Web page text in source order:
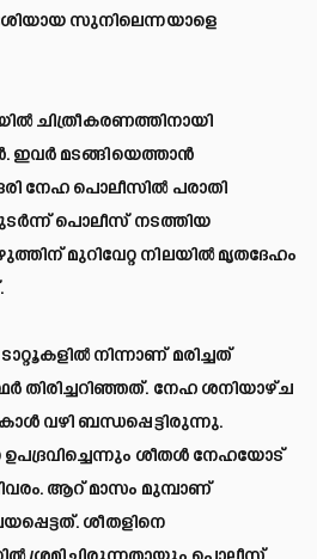
സുനിലെന്നയാളെ
ചിത്രീകരണത്തിനായി
മടങ്ങിയെത്താൻ
നേഹ പൊലീസിൽ പരാതി
പൊലീസ് നടത്തിയ
മുറിവേറ്റ നിലയിൽ മൃതദേഹം
നിന്നാണ് മരിച്ചത്
തിരിച്ചറിഞ്ഞത്. നേഹ ശനിയാഴ്ച
വഴി ബന്ധപ്പെട്ടിരുന്നു.
ശീതൾ നേഹയോട്
ആറ് മാസം മുമ്പാണ്
ശീതളിനെ